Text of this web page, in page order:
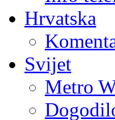
Hrvatska
Svijet
Metro